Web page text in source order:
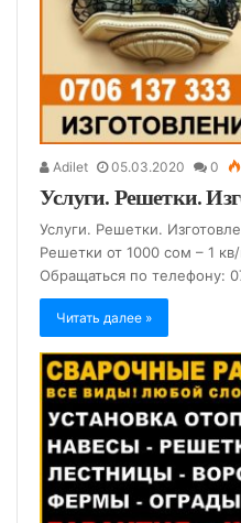
Adilet 05.03.2020 0
Услуги. Решетки.
Услуги. Решетки.
Решетки от 1000 сом – 1
Обращаться по телефону:
Читать далее »